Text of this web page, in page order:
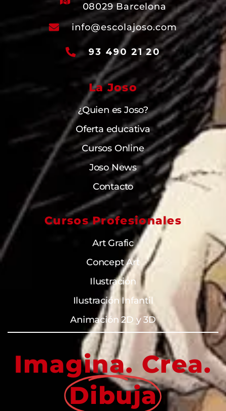
08029 Barcelona
info@escolajoso.com
93 490 21 20
La Joso
¿Quien es Joso?
Oferta educativa
Cursos Online
Joso News
Contacto
Cursos Profesionales
Art Grafic
Concept Art
Ilustración
Ilustración Infantil
Animación 2D y 3D
Imagina. Crea.
Dibuja